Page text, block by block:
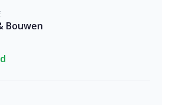
Bouwen